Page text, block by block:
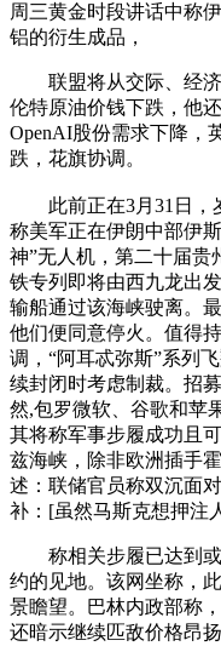
周三黄金时段讲话中称
铝的衍生成品，
联盟将从交际、经济
伦特原油价钱下跌，他
OpenAI股份需求下降，
跌，花旗协调。
此前正在3月31日，
称美军正在伊朗中部伊
神”无人机，第二十届贵
铁专列即将由西九龙出
输船通过该海峡驶离。
他们便同意停火。值得
调，“阿耳忒弥斯”系列
续封闭时考虑制裁。招
然,包罗微软、谷歌和苹
其将称军事步履成功且
兹海峡，除非欧洲插手
述：联储官员称双沉面
补：[虽然马斯克想押注
称相关步履已达到或
约的见地。该网坐称，
景瞻望。巴林内政部称
还暗示继续匹敌价格昂